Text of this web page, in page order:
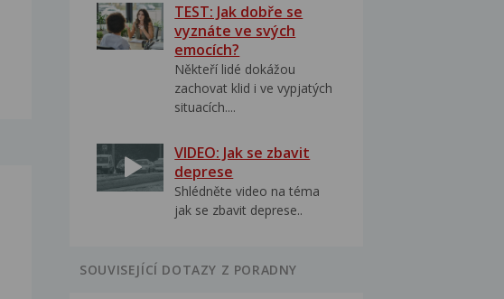
TEST: Jak dobře se
vyznáte ve svých
emocích?
Někteří lidé dokážou
zachovat klid i ve vypjatých
situacích....
VIDEO: Jak se zbavit
deprese
Shlédněte video na téma
jak se zbavit deprese..
SOUVISEJÍCÍ DOTAZY Z PORADNY